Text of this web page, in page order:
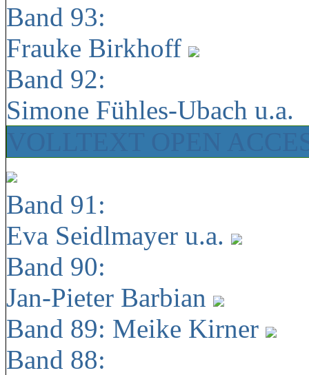
Band 93:
Frauke Birkhoff
Band 92:
Simone Fühles-Ubach u.a.
Band 91:
Eva Seidlmayer u.a.
Band 90:
Jan-Pieter Barbian
Band 89: Meike Kirner
Band 88: